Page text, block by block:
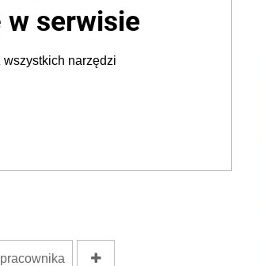
serwisie
wszystkich narzędzi